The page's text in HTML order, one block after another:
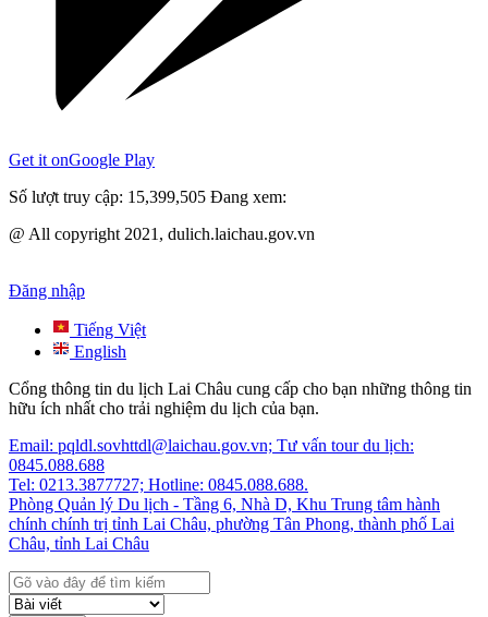
Get it onGoogle Play
Số lượt truy cập: 15,399,505 Đang xem:
@ All copyright 2021, dulich.laichau.gov.vn
Đăng nhập
Tiếng Việt
English
Cổng thông tin du lịch Lai Châu cung cấp cho bạn những thông tin
hữu ích nhất cho trải nghiệm du lịch của bạn.
Email: pqldl.sovhttdl@laichau.gov.vn; Tư vấn tour du lịch:
0845.088.688
Tel: 0213.3877727; Hotline: 0845.088.688.
Phòng Quản lý Du lịch - Tầng 6, Nhà D, Khu Trung tâm hành
chính chính trị tỉnh Lai Châu, phường Tân Phong, thành phố Lai
Châu, tỉnh Lai Châu